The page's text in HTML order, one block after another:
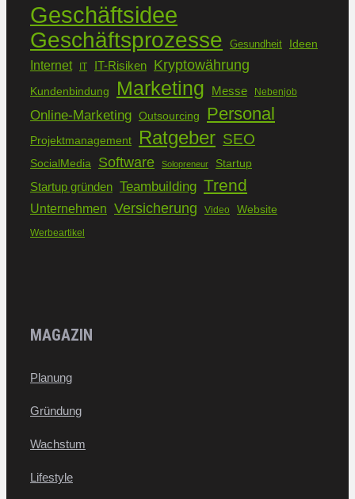
Geschäftsidee
Geschäftsprozesse Gesundheit Ideen
Internet IT IT-Risiken Kryptowährung
Kundenbindung Marketing Messe Nebenjob
Online-Marketing Outsourcing Personal
Projektmanagement Ratgeber SEO
SocialMedia Software Solopreneur Startup
Startup gründen Teambuilding Trend
Unternehmen Versicherung Video Website
Werbeartikel
MAGAZIN
Planung
Gründung
Wachstum
Lifestyle